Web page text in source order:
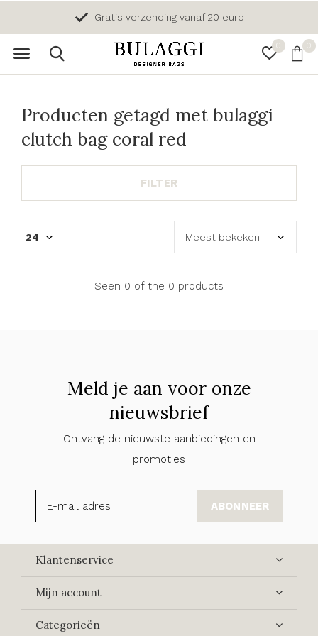
0 0
Gratis verzending vanaf 20 euro
Producten getagd met bulaggi
clutch bag coral red
FILTER
Seen 0 of the 0 products
Meld je aan voor onze
nieuwsbrief
Ontvang de nieuwste aanbiedingen en
promoties
ABONNEER
Klantenservice
Mijn account
Categorieën